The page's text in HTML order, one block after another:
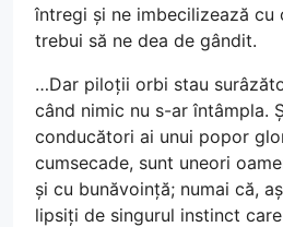
întregi și ne imbecilizează
trebui să ne dea de gândit.
…Dar piloții orbi stau
când nimic nu s-ar întâmpla.
conducători ai unui popor
cumsecade, sunt uneori
și cu bunăvoință; numai că,
lipsiți de singurul instinct